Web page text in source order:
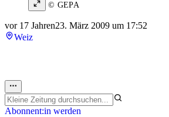
© GEPA
vor 17 Jahren23. März 2009 um 17:52
Weiz
Abonnent:in werden